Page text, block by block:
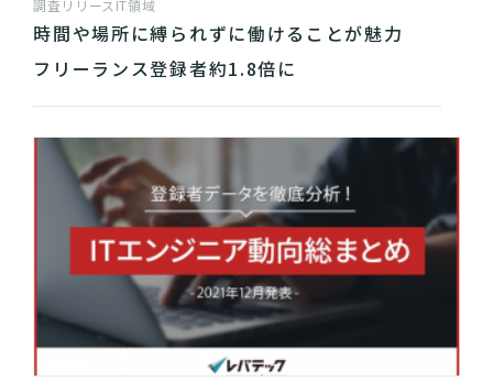
調査リリース IT領域
時間や場所に縛られずに働けることが魅力
フリーランス登録者約1.8倍に